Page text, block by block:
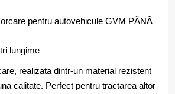
pentru autovehicule GVM PÂNĂ
lungime
realizata dintr-un material rezistent
calitate. Perfect pentru tractarea altor